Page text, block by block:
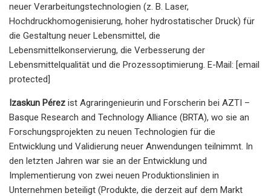
neuer Verarbeitungstechnologien (z. B. Laser,
Hochdruckhomogenisierung, hoher hydrostatischer Druck) für
die Gestaltung neuer Lebensmittel, die
Lebensmittelkonservierung, die Verbesserung der
Lebensmittelqualität und die Prozessoptimierung. E-Mail: [email
protected]
Izaskun Pérez ist Agraringenieurin und Forscherin bei AZTI –
Basque Research and Technology Alliance (BRTA), wo sie an
Forschungsprojekten zu neuen Technologien für die
Entwicklung und Validierung neuer Anwendungen teilnimmt. In
den letzten Jahren war sie an der Entwicklung und
Implementierung von zwei neuen Produktionslinien in
Unternehmen beteiligt (Produkte, die derzeit auf dem Markt